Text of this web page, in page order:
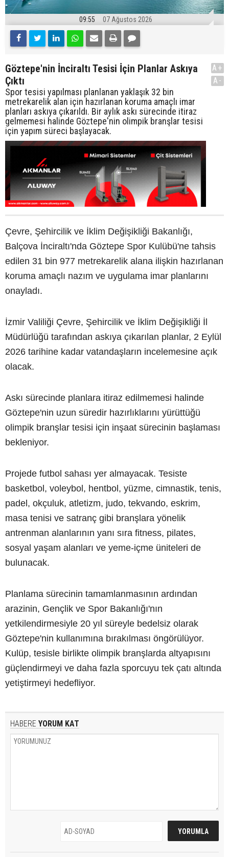
09:55 07 Ağustos 2026
Göztepe'nin İnciraltı Tesisi İçin Planlar Askıya
Çıktı
Spor tesisi yapılması planlanan yaklaşık 32 bin
metrekarelik alan için hazırlanan koruma amaçlı imar
planları askıya çıkarıldı. Bir aylık askı sürecinde itiraz
gelmemesi halinde Göztepe'nin olimpik branşlar tesisi
için yapım süreci başlayacak.
A+
A-
Çevre, Şehircilik ve İklim Değişikliği Bakanlığı,
Balçova İnciraltı'nda Göztepe Spor Kulübü'ne tahsis
edilen 31 bin 977 metrekarelik alana ilişkin hazırlanan
koruma amaçlı nazım ve uygulama imar planlarını
onayladı.
İzmir Valiliği Çevre, Şehircilik ve İklim Değişikliği İl
Müdürlüğü tarafından askıya çıkarılan planlar, 2 Eylül
2026 tarihine kadar vatandaşların incelemesine açık
olacak.
Askı sürecinde planlara itiraz edilmemesi halinde
Göztepe'nin uzun süredir hazırlıklarını yürüttüğü
olimpik branşlar tesisi için inşaat sürecinin başlaması
bekleniyor.
Projede futbol sahası yer almayacak. Tesiste
basketbol, voleybol, hentbol, yüzme, cimnastik, tenis,
padel, okçuluk, atletizm, judo, tekvando, eskrim,
masa tenisi ve satranç gibi branşlara yönelik
antrenman alanlarının yanı sıra fitness, pilates,
sosyal yaşam alanları ve yeme-içme üniteleri de
bulunacak.
Planlama sürecinin tamamlanmasının ardından
arazinin, Gençlik ve Spor Bakanlığı'nın
yetkilendirmesiyle 20 yıl süreyle bedelsiz olarak
Göztepe'nin kullanımına bırakılması öngörülüyor.
Kulüp, tesisle birlikte olimpik branşlarda altyapısını
güçlendirmeyi ve daha fazla sporcuyu tek çatı altında
yetiştirmeyi hedefliyor.
HABERE YORUM KAT